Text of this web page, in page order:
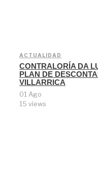
ACTUALIDAD
CONTRALORÍA DA
PLAN DE
VILLARRICA
01 Ago
15 views